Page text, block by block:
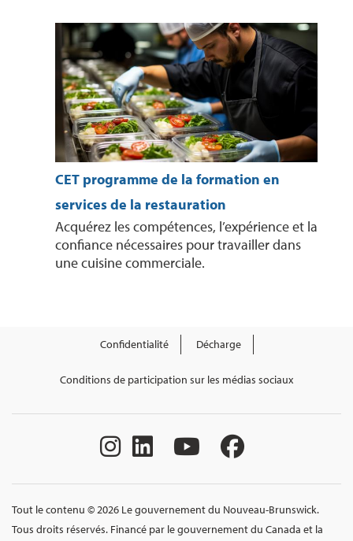
CET programme de la formation en
services de la restauration
Acquérez les compétences, l’expérience et la
confiance nécessaires pour travailler dans
une cuisine commerciale.
Confidentialité Décharge
Conditions de participation sur les médias sociaux
Tout le contenu © 2026 Le gouvernement du Nouveau-Brunswick.
Tous droits réservés. Financé par le gouvernement du Canada et la